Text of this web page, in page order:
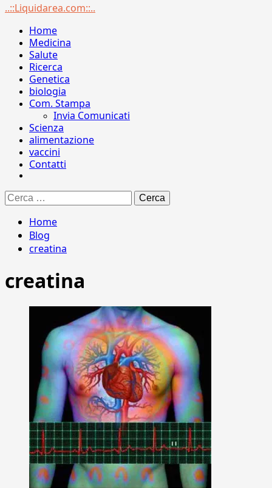
Menu
..::Liquidarea.com::..
Home
Medicina
Salute
Ricerca
Genetica
biologia
Com. Stampa
Invia Comunicati
Scienza
alimentazione
vaccini
Contatti
Ricerca
per:
Home
Blog
creatina
creatina